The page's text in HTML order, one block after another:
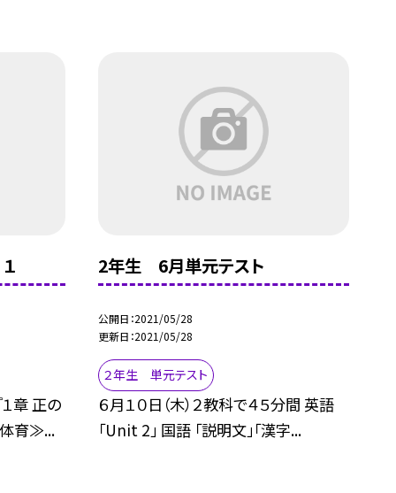
章 正の
体育≫...
2年生 6月単元テスト
公開日 2021/05/28
更新日 2021/05/28
２年生 単元テスト
６月１０日（木）２教科で４５分間 英語
「Unit 2」 国語 「説明文」「漢字...